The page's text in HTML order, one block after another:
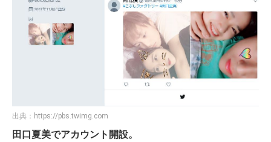
出典： https://pbs.twimg.com
田口夏美でアカウント開設。